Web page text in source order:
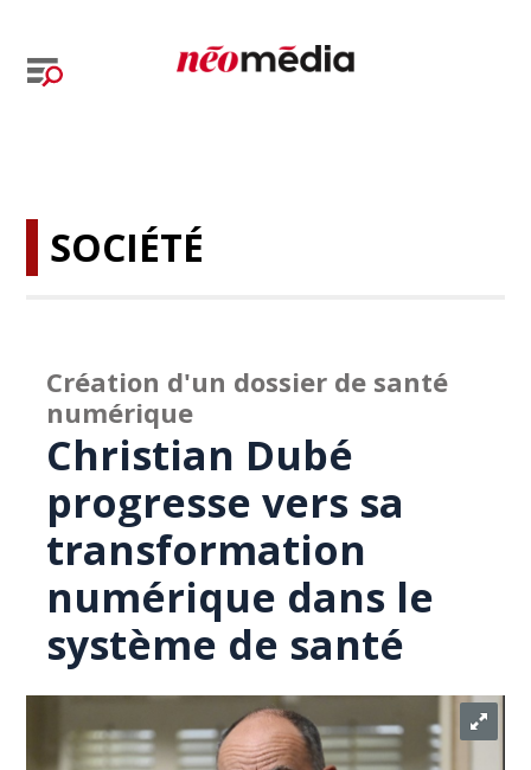
SOCIÉTÉ
Création d'un dossier de santé
numérique
Christian Dubé
progresse vers sa
transformation
numérique dans le
système de santé